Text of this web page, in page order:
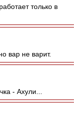
только в
вар не варит.
- Ахули...